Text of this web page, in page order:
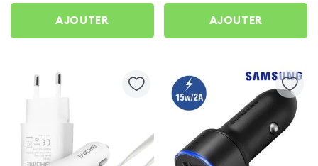
AJOUTER AJOUTER